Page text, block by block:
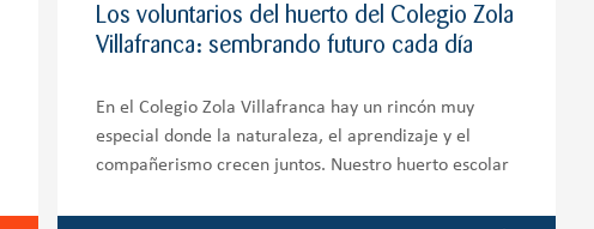
Los voluntarios del huerto del Colegio Zola
Villafranca: sembrando futuro cada día
En el Colegio Zola Villafranca hay un rincón muy
especial donde la naturaleza, el aprendizaje y el
compañerismo crecen juntos. Nuestro huerto escolar